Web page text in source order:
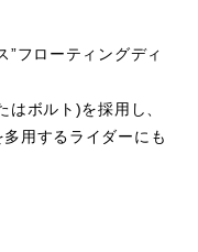
”フローティングディ
ボルト)を採用し、
用するライダーにも